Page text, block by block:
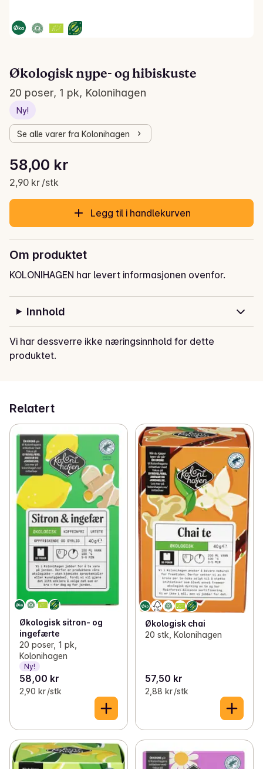
Økologisk nype- og hibiskuste
20 poser, 1 pk, Kolonihagen
Ny!
Se alle varer fra Kolonihagen
Gjeldende pris er: 58,00 kr
58,00 kr
2,90 kr /stk
Stykkpris: 2,90 kr /stk
Legg til i handlekurven
Om produktet
KOLONIHAGEN har levert informasjonen ovenfor.
Innhold
Vi har dessverre ikke næringsinnhold for dette
produktet.
Relatert
Økologisk sitron- og
ingefærte
20 poser, 1 pk,
Kolonihagen
Ny!
58,00 kr
2,90 kr /stk
Økologisk chai
20 stk, Kolonihagen
57,50 kr
2,88 kr /stk